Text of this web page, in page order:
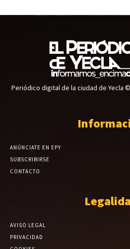
Periódico digital de la ciudad de Yecla
ANÚNCIATE EN EPY
SUBSCRIBIRSE
CONTACTO
AVISO LEGAL
PRIVACIDAD